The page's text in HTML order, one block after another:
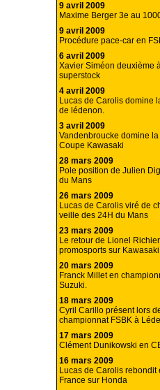
9 avril 2009
Maxime Berger 3e au
9 avril 2009
Procédure pace-car en
6 avril 2009
Xavier Siméon deuxième
superstock
4 avril 2009
Lucas de Carolis domine
de lédenon.
3 avril 2009
Vandenbroucke domine
Coupe Kawasaki
28 mars 2009
Pole position de Julien
du Mans
26 mars 2009
Lucas de Carolis viré de
veille des 24H du Mans
23 mars 2009
Le retour de Lionel
promosports sur
20 mars 2009
Franck Millet en
Suzuki.
18 mars 2009
Cyril Carillo présent lors
championnat FSBK à
17 mars 2009
Clément Dunikowski en
16 mars 2009
Lucas de Carolis rebondit
France sur Honda